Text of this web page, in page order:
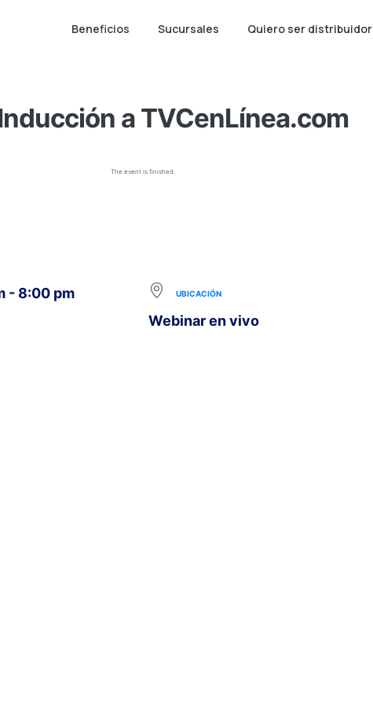
Beneficios Sucursales Quiero ser distribuidor
a TVCenLínea.com
The event is finished.
- 8:00 pm UBICACIÓN
Webinar en vivo